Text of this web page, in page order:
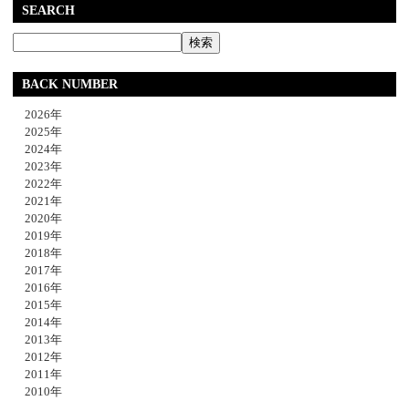
SEARCH
BACK NUMBER
2026年
2025年
2024年
2023年
2022年
2021年
2020年
2019年
2018年
2017年
2016年
2015年
2014年
2013年
2012年
2011年
2010年